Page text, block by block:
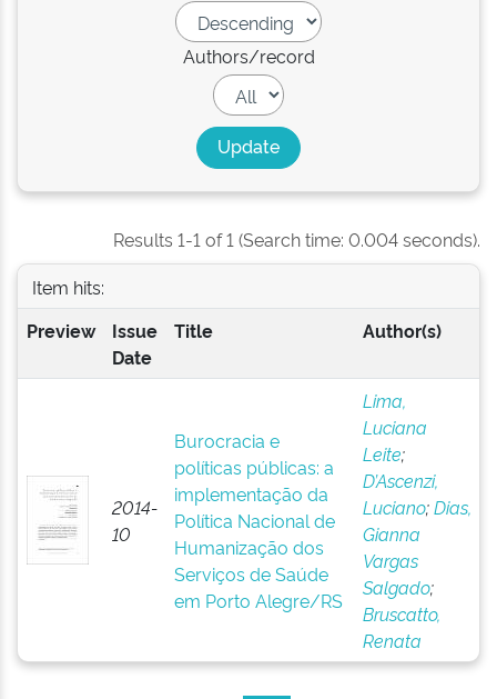
Authors/record
Results 1-1 of 1 (Search time: 0.004 seconds).
Item hits:
Preview
Issue
Date
Title Author(s)
2014-
10
Burocracia e
políticas públicas: a
implementação da
Política Nacional de
Humanização dos
Serviços de Saúde
em Porto Alegre/RS
Lima,
Luciana
Leite;
D’Ascenzi,
Luciano;Dias,
Gianna
Vargas
Salgado;
Bruscatto,
Renata